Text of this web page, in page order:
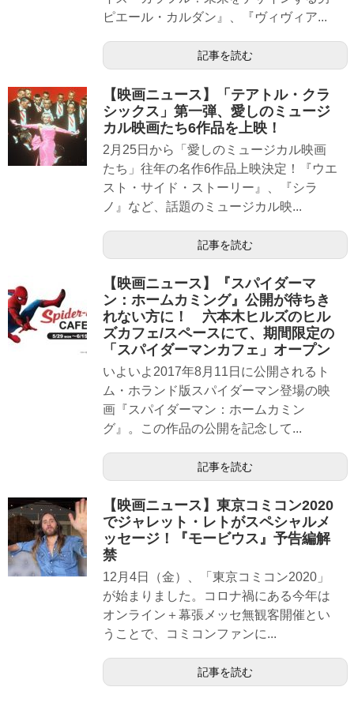
ピエール・カルダン』、『ヴィヴィア...
記事を読む
【映画ニュース】「テアトル・クラ
シックス」第一弾、愛しのミュージ
カル映画たち6作品を上映！
2月25日から「愛しのミュージカル映画
たち」往年の名作6作品上映決定！『ウエ
スト・サイド・ストーリー』、『シラ
ノ』など、話題のミュージカル映...
記事を読む
【映画ニュース】『スパイダーマ
ン：ホームカミング』公開が待ちき
れない方に！ 六本木ヒルズのヒル
ズカフェ/スペースにて、期間限定の
「スパイダーマンカフェ」オープン
いよいよ2017年8月11日に公開されるト
ム・ホランド版スパイダーマン登場の映
画『スパイダーマン：ホームカミン
グ』。この作品の公開を記念して...
記事を読む
【映画ニュース】東京コミコン2020
でジャレット・レトがスペシャルメ
ッセージ！『モービウス』予告編解
禁
12月4日（金）、「東京コミコン2020」
が始まりました。コロナ禍にある今年は
オンライン＋幕張メッセ無観客開催とい
うことで、コミコンファンに...
記事を読む